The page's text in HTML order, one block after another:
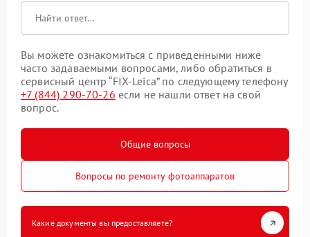
Вы можете ознакомиться с приведенными ниже
часто задаваемыми вопросами, либо обратиться в
сервисный центр “FIX-Leica” по следующему телефону
+7 (844) 290-70-26 если не нашли ответ на свой
вопрос.
Общие вопросы
Вопросы по ремонту фотоаппаратов
Какие документы вы предоставляете?